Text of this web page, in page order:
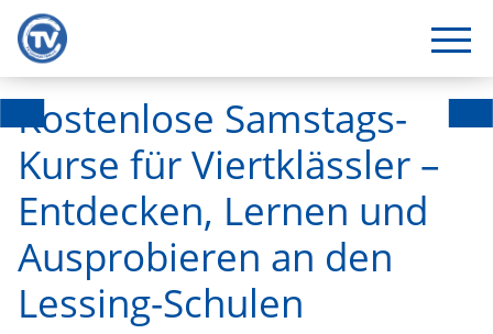
Kostenlose Samstags-
Kurse für Viertklässler –
Entdecken, Lernen und
Ausprobieren an den
Lessing-Schulen